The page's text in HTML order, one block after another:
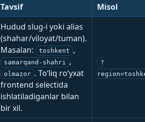
Tavsif Misol
Hudud slug-i yoki alias
(shahar/viloyat/tuman).
Masalan:
toshkent ,
samarqand-shahri ,
olmazor . To‘liq ro‘yxat
frontend selectida
ishlatiladiganlar bilan
bir xil.
?